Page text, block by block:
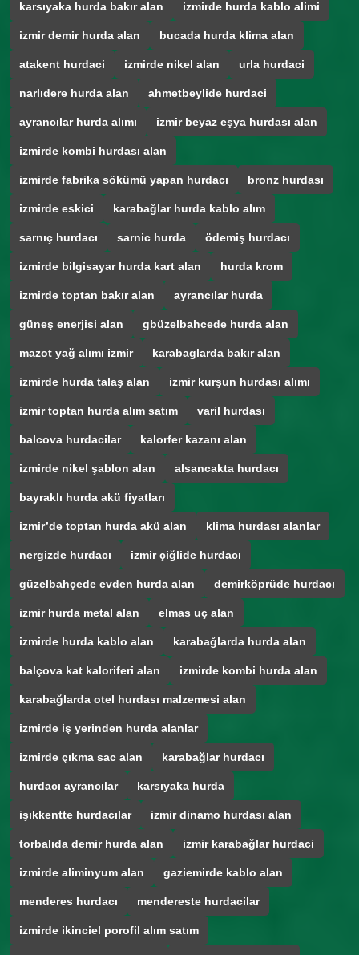
karsıyaka hurda bakır alan izmirde hurda kablo alimi
izmir demir hurda alan bucada hurda klima alan
atakent hurdaci izmirde nikel alan urla hurdaci
narlıdere hurda alan ahmetbeylide hurdaci
ayrancılar hurda alımı izmir beyaz eşya hurdası alan
izmirde kombi hurdası alan
izmirde fabrika sökümü yapan hurdacı bronz hurdası
izmirde eskici karabağlar hurda kablo alım
sarnıç hurdacı sarnic hurda ödemiş hurdacı
izmirde bilgisayar hurda kart alan hurda krom
izmirde toptan bakır alan ayrancılar hurda
güneş enerjisi alan gbüzelbahcede hurda alan
mazot yağ alımı izmir karabaglarda bakır alan
izmirde hurda talaş alan izmir kurşun hurdası alımı
izmir toptan hurda alım satım varil hurdası
balcova hurdacilar kalorfer kazanı alan
izmirde nikel şablon alan alsancakta hurdacı
bayraklı hurda akü fiyatları
izmir’de toptan hurda akü alan klima hurdası alanlar
nergizde hurdacı izmir çiğlide hurdacı
güzelbahçede evden hurda alan demirköprüde hurdacı
izmir hurda metal alan elmas uç alan
izmirde hurda kablo alan karabağlarda hurda alan
balçova kat kaloriferi alan izmirde kombi hurda alan
karabağlarda otel hurdası malzemesi alan
izmirde iş yerinden hurda alanlar
izmirde çıkma sac alan karabağlar hurdacı
hurdacı ayrancılar karsıyaka hurda
işıkkentte hurdacılar izmir dinamo hurdası alan
torbalıda demir hurda alan izmir karabağlar hurdaci
izmirde aliminyum alan gaziemirde kablo alan
menderes hurdacı mendereste hurdacilar
izmirde ikinciel porofil alım satım